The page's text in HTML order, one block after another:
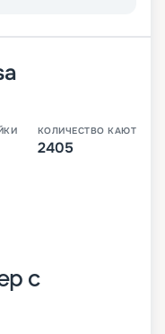
КОЛИЧЕСТВО КАЮТ
2405
с